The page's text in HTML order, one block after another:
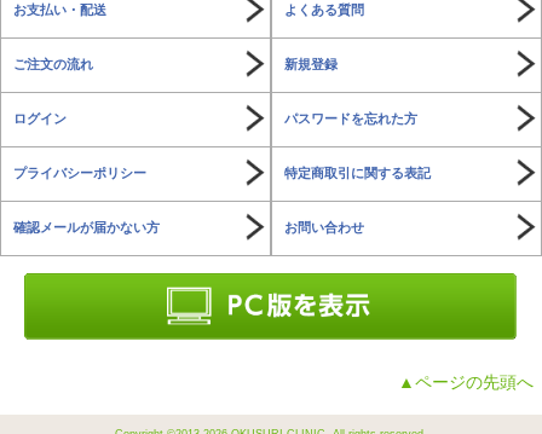
お支払い・配送 よくある質問
ご注文の流れ 新規登録
ログイン パスワードを忘れた方
プライバシーポリシー 特定商取引に関する表記
確認メールが届かない方 お問い合わせ
▲ページの先頭へ